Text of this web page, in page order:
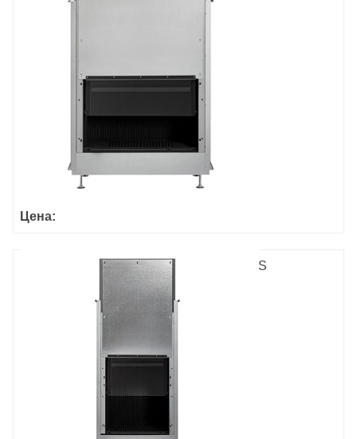
Цена:
ULTIME D MF 600-75 WHE 1S